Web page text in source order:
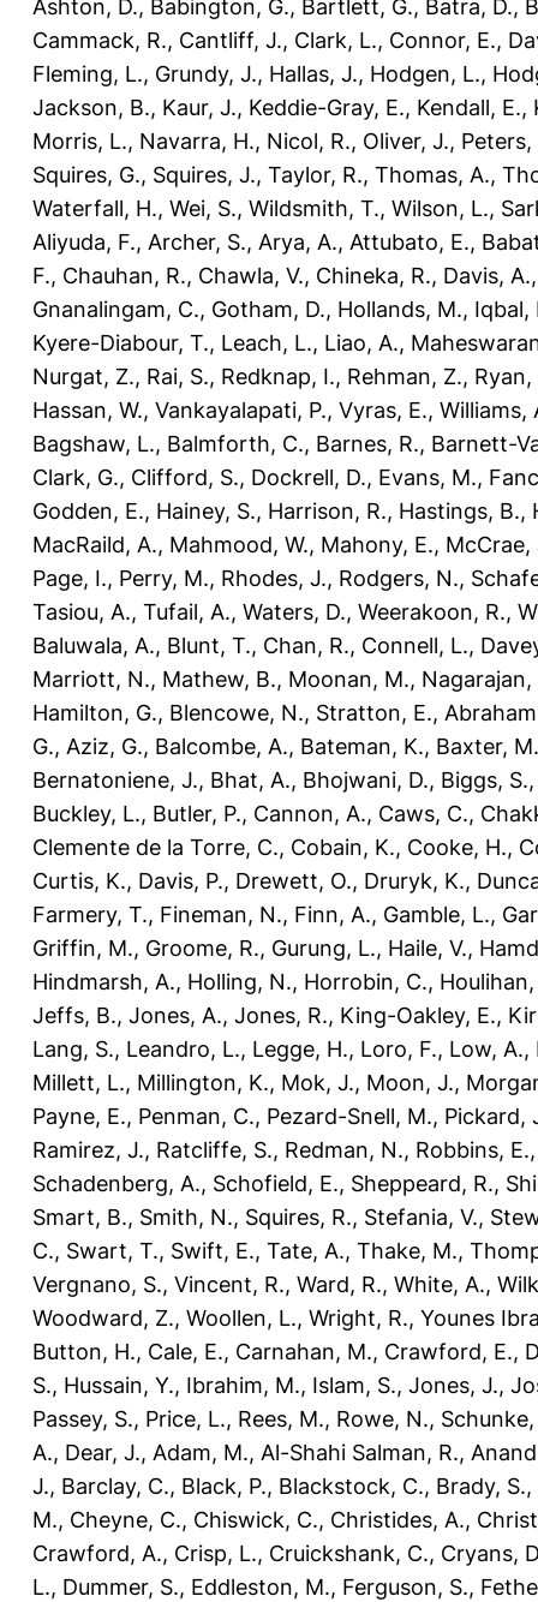
Ashton, D., Babington, G., Bartlett, G., Batra, D.,
Cammack, R., Cantliff, J., Clark, L., Connor, E.,
Fleming, L., Grundy, J., Hallas, J., Hodgen, L.,
Jackson, B., Kaur, J., Keddie-Gray, E., Kendall, E.,
Morris, L., Navarra, H., Nicol, R., Oliver, J., Peters,
Squires, G., Squires, J., Taylor, R., Thomas, A.,
Waterfall, H., Wei, S., Wildsmith, T., Wilson, L.,
Aliyuda, F., Archer, S., Arya, A., Attubato, E.,
F., Chauhan, R., Chawla, V., Chineka, R., Davis, A.
Gnanalingam, C., Gotham, D., Hollands, M., Iqbal,
Kyere-Diabour, T., Leach, L., Liao, A.,
Nurgat, Z., Rai, S., Redknap, I., Rehman, Z., Ryan,
Hassan, W., Vankayalapati, P., Vyras, E., Williams,
Bagshaw, L., Balmforth, C., Barnes, R., Barnett-
Clark, G., Clifford, S., Dockrell, D., Evans, M.,
Godden, E., Hainey, S., Harrison, R., Hastings, B.,
MacRaild, A., Mahmood, W., Mahony, E., McCrae,
Page, I., Perry, M., Rhodes, J., Rodgers, N.,
Tasiou, A., Tufail, A., Waters, D., Weerakoon, R.,
Baluwala, A., Blunt, T., Chan, R., Connell, L.,
Marriott, N., Mathew, B., Moonan, M., Nagarajan,
Hamilton, G., Blencowe, N., Stratton, E.,
G., Aziz, G., Balcombe, A., Bateman, K., Baxter, M.
Bernatoniene, J., Bhat, A., Bhojwani, D., Biggs, S.
Buckley, L., Butler, P., Cannon, A., Caws, C.,
Clemente de la Torre, C., Cobain, K., Cooke, H.,
Curtis, K., Davis, P., Drewett, O., Druryk, K.,
Farmery, T., Fineman, N., Finn, A., Gamble, L.,
Griffin, M., Groome, R., Gurung, L., Haile, V.,
Hindmarsh, A., Holling, N., Horrobin, C., Houlihan,
Jeffs, B., Jones, A., Jones, R., King-Oakley, E.,
Lang, S., Leandro, L., Legge, H., Loro, F., Low, A.,
Millett, L., Millington, K., Mok, J., Moon, J.,
Payne, E., Penman, C., Pezard-Snell, M., Pickard,
Ramirez, J., Ratcliffe, S., Redman, N., Robbins, E.
Schadenberg, A., Schofield, E., Sheppeard, R.,
Smart, B., Smith, N., Squires, R., Stefania, V.,
C., Swart, T., Swift, E., Tate, A., Thake, M.,
Vergnano, S., Vincent, R., Ward, R., White, A.,
Woodward, Z., Woollen, L., Wright, R., Younes
Button, H., Cale, E., Carnahan, M., Crawford, E.,
S., Hussain, Y., Ibrahim, M., Islam, S., Jones, J.,
Passey, S., Price, L., Rees, M., Rowe, N.,
A., Dear, J., Adam, M., Al-Shahi Salman, R.,
J., Barclay, C., Black, P., Blackstock, C., Brady, S.,
M., Cheyne, C., Chiswick, C., Christides, A.,
Crawford, A., Crisp, L., Cruickshank, C., Cryans,
L., Dummer, S., Eddleston, M., Ferguson, S.,